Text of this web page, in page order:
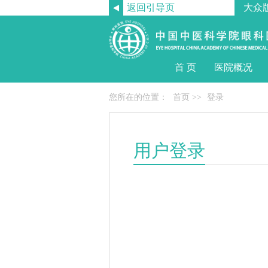
返回引导页 大众
首 页 医院概况
您所在的位置： 首页 >> 登录
用户登录